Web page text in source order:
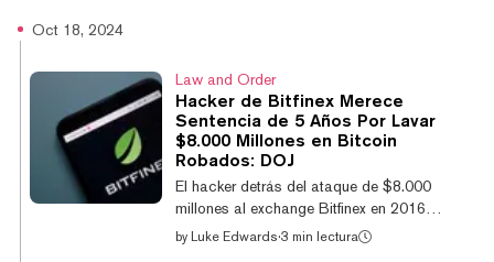
Oct 18, 2024
Law and Order
Hacker de Bitfinex Merece
Sentencia de 5 Años Por Lavar
$8.000 Millones en Bitcoin
Robados: DOJ
El hacker detrás del ataque de $8.000
millones al exchange Bitfinex en 2016
debería pasar cinco años en la cárcel,
by Luke Edwards·3 min lectura